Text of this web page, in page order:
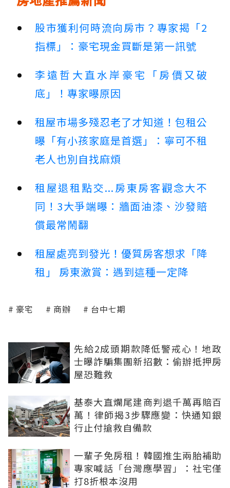
股市獲利何時流向房市？專家揭「2
指標」：豪宅現金買斷是第一訊號
李遠哲大直水岸豪宅「房價又破
底」！專家曝原因
租屋市場多殘忍老了才知道！包租公
曝「有小孩家庭是首選」：寧可不租
老人也別自找麻煩
租屋退租點交...房東房客觀念大不
同！3大爭端曝：牆面油漆、沙發賠
償最常鬧翻
租屋處亮到發光！優質房客想求「降
租」 房東激賞：遇到這種一定降
豪宅 商辦 台中七期
先給2成頭期款降低警戒心！地政
士曝詐騙集團新招數：偷辦抵押房
屋恐難救
基泰大直爛尾建商判退千萬再賠百
萬！律師揭3步驟應變：快通知銀
行止付搶救自備款
一輩子免房租！韓國推生兩胎補助
專家喊話「台灣應學習」：社宅僅
打8折根本沒用